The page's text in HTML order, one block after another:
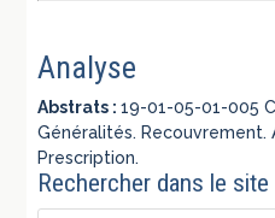
Analyse
Abstrats :19-01-05-01-005
Généralités.
Prescription.
Rechercher dans le site